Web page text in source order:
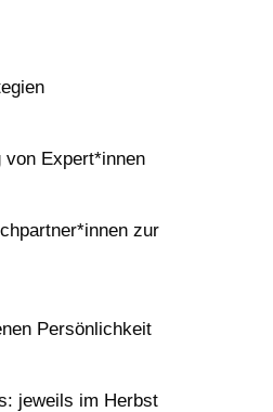
von Expert*innen
zur
Persönlichkeit
jeweils im Herbst